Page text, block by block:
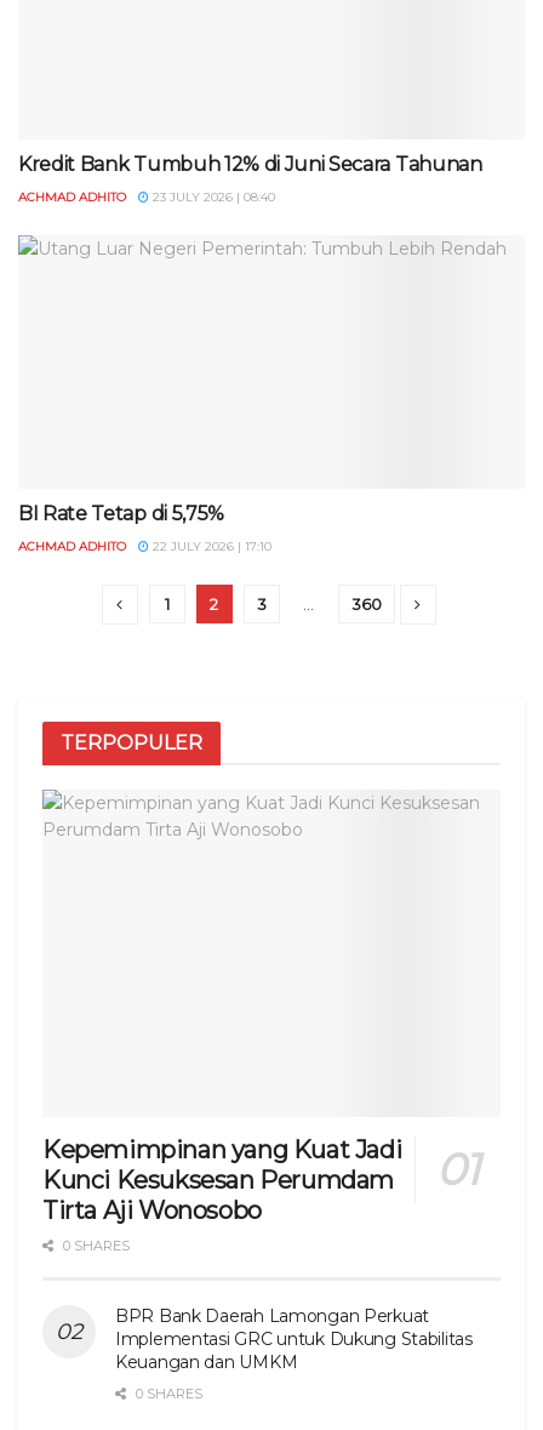
Kredit Bank Tumbuh 12% di Juni Secara Tahunan
ACHMAD ADHITO 23 JULY 2026 | 08:40
BI Rate Tetap di 5,75%
ACHMAD ADHITO 22 JULY 2026 | 17:10
1 2 3 360
TERPOPULER
Kepemimpinan yang Kuat Jadi
Kunci Kesuksesan Perumdam
Tirta Aji Wonosobo
0 SHARES
BPR Bank Daerah Lamongan Perkuat
Implementasi GRC untuk Dukung Stabilitas
Keuangan dan UMKM
0 SHARES